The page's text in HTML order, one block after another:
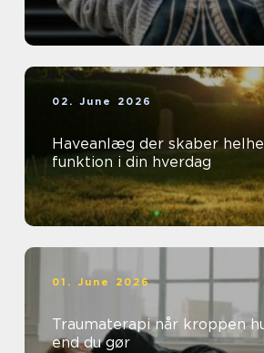
02. June 2026
Haveanlæg der skaber
funktion i din hverdag
01. June 2026
Traumaterapi når kroppen husker mere
end du gør